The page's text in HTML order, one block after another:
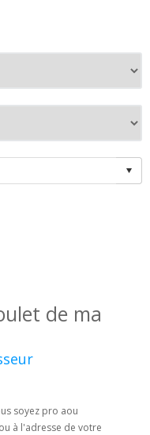
de ma
soyez pro aou
à l'adresse de votre